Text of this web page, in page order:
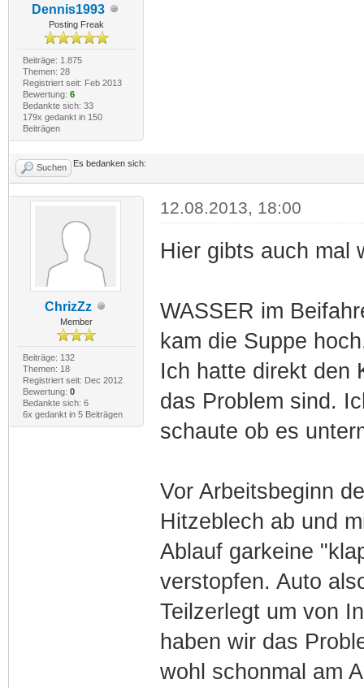
Dennis1993
Posting Freak
Beiträge: 1.875
Themen: 28
Registriert seit: Feb 2013
Bewertung: 6
Bedankte sich: 33
179x gedankt in 150
Beiträgen
Suchen Es bedanken sich:
ChrizZz
Member
Beiträge: 132
Themen: 18
Registriert seit: Dec 2012
Bewertung: 0
Bedankte sich: 6
6x gedankt in 5 Beiträgen
12.08.2013, 18:00
Hier gibts auch mal
WASSER im
kam die Suppe
Ich hatte direkt den
das Problem sind.
schaute ob es
Vor Arbeitsbeginn
Hitzeblech ab und
Ablauf garkeine
verstopfen. Auto
Teilzerlegt um von
haben wir das
wohl schonmal am